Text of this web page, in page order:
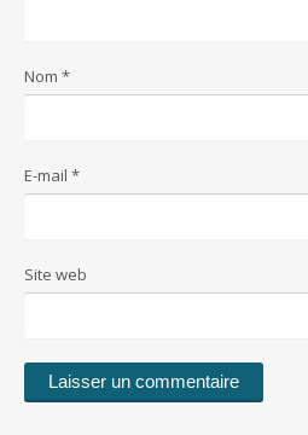
Nom *
E-mail *
Site web